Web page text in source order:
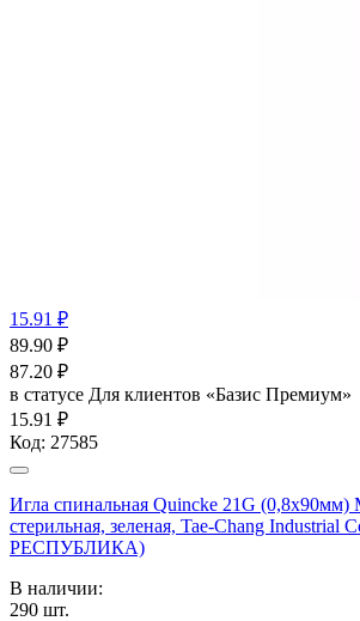
15.91 ₽
89.90 ₽
87.20 ₽
в статусе Для клиентов «Базис Премиум»
15.91 ₽
Код: 27585
Игла спинальная Quincke 21G
стерильная, зеленая, Tae-Chang Industrial
РЕСПУБЛИКА)
В наличии:
290 шт.